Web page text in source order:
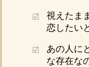
視えたま
恋したい
あの人に
な存在な